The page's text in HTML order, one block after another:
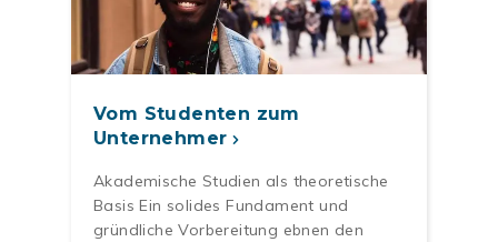
Vom Studenten zum
Unternehmer
Akademische Studien als theoretische
Basis Ein solides Fundament und
gründliche Vorbereitung ebnen den